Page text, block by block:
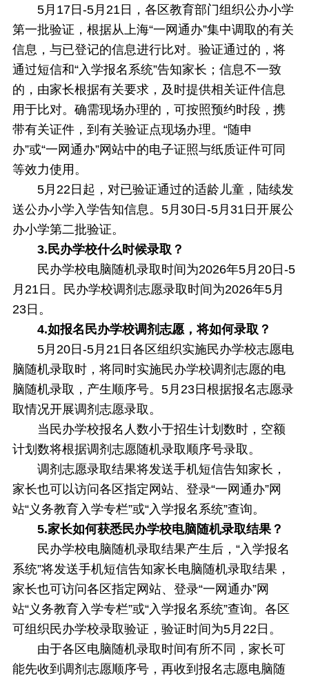
5月17日-5月21日，各区教育部门组织公办小学
第一批验证，根据从上海“一网通办”集中调取的有关
信息，与已登记的信息进行比对。验证通过的，将
通过短信和“入学报名系统”告知家长；信息不一致
的，由家长根据有关要求，及时提供相关证件信息
用于比对。确需现场办理的，可按照预约时段，携
带有关证件，到有关验证点现场办理。“随申
办”或“一网通办”网站中的电子证照与纸质证件可同
等效力使用。
5月22日起，对已验证通过的适龄儿童，陆续发
送公办小学入学告知信息。5月30日-5月31日开展公
办小学第二批验证。
3.民办学校什么时候录取？
民办学校电脑随机录取时间为2026年5月20日-5
月21日。民办学校调剂志愿录取时间为2026年5月
23日。
4.如报名民办学校调剂志愿，将如何录取？
5月20日-5月21日各区组织实施民办学校志愿电
脑随机录取时，将同时实施民办学校调剂志愿的电
脑随机录取，产生顺序号。5月23日根据报名志愿录
取情况开展调剂志愿录取。
当民办学校报名人数小于招生计划数时，空额
计划数将根据调剂志愿随机录取顺序号录取。
调剂志愿录取结果将发送手机短信告知家长，
家长也可以访问各区指定网站、登录“一网通办”网
站“义务教育入学专栏”或“入学报名系统”查询。
5.家长如何获悉民办学校电脑随机录取结果？
民办学校电脑随机录取结果产生后，“入学报名
系统”将发送手机短信告知家长电脑随机录取结果，
家长也可访问各区指定网站、登录“一网通办”网
站“义务教育入学专栏”或“入学报名系统”查询。各区
可组织民办学校录取验证，验证时间为5月22日。
由于各区电脑随机录取时间有所不同，家长可
能先收到调剂志愿顺序号，再收到报名志愿电脑随